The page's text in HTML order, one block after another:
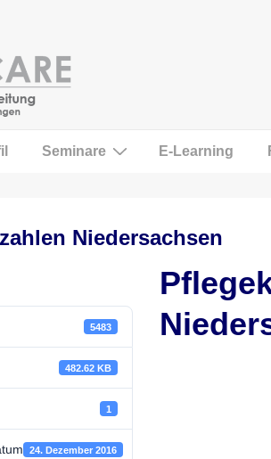
Seminare E-Learning
Niedersachsen
5483
482.62 KB
1
24. Dezember 2016